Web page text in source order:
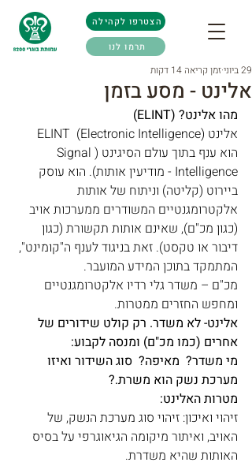
הצטרפו לקהילה
תרמו לנו
אלינט - מסע בזמן
29 ביוני זמן קריאה 14 דקות
מהו אלינט? (ELINT)
הוא ענף בתוך עולם הסיגינט (Signal
Intelligence - מודיעין אותות). הוא עוסק
ביירוט (קליטה) וניתוח של אותות
אלקטרומגנטיים המשודרים ממערכות אויב
(כגון מכ"ם), שאינם אותות תקשורת (כגון
דיבור או טקסט). זאת בניגוד לענף ה"קומינט",
המתמקד בתוכן המידע המועבר.
מכ"ם – משדר גלי רדיו אלקטרומגנטיים
ומחפש החזרים ממטרות.
אלינט- לא משדר. רק קולט שידורים של
אחרים (כמו מכ"ם) ומנסה לקבוע:
מי משדר?  מאיפה?  סוג השידור ואיזו
מערכת נשק הוא משרת.?
מטרות האלינט:
זיהוי ואיכון: זיהוי סוג מערכת הנשק, של
האויב, ואיתור מיקומה הגיאוגרפי על בסיס
האותות שהיא משדרת.